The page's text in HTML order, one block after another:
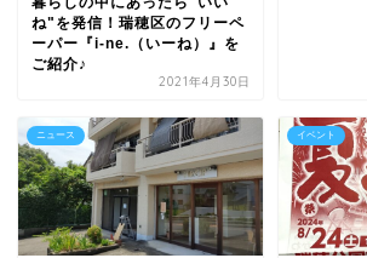
ね"を発信！瑞穂区のフリーペ
ーパー『i-ne.（いーね）』を
ご紹介♪
2021年4月30日
ニュース イベント